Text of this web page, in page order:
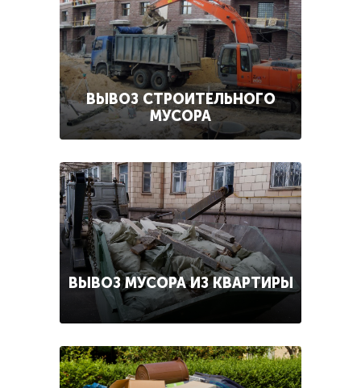
ВЫВОЗ СТРОИТЕЛЬНОГО
МУСОРА
ВЫВОЗ МУСОРА ИЗ КВАРТИРЫ